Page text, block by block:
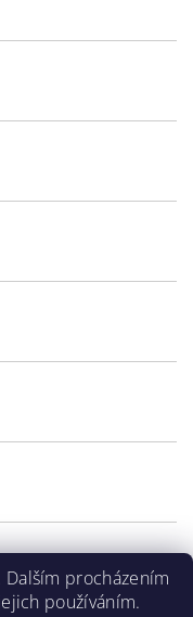
procházením
používáním.